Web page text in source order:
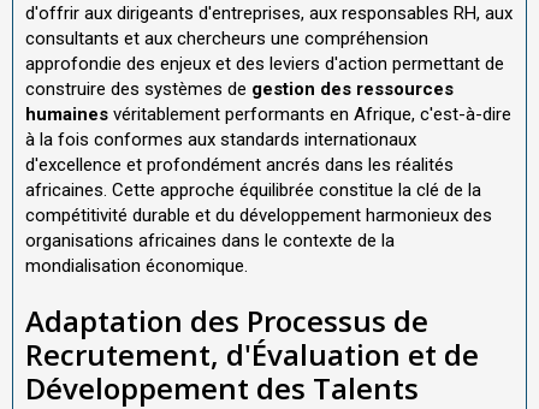
d'offrir aux dirigeants d'entreprises, aux responsables RH, aux
consultants et aux chercheurs une compréhension
approfondie des enjeux et des leviers d'action permettant de
construire des systèmes de gestion des ressources
humaines véritablement performants en Afrique, c'est-à-dire
à la fois conformes aux standards internationaux
d'excellence et profondément ancrés dans les réalités
africaines. Cette approche équilibrée constitue la clé de la
compétitivité durable et du développement harmonieux des
organisations africaines dans le contexte de la
mondialisation économique.
Adaptation des Processus de
Recrutement, d'Évaluation et de
Développement des Talents